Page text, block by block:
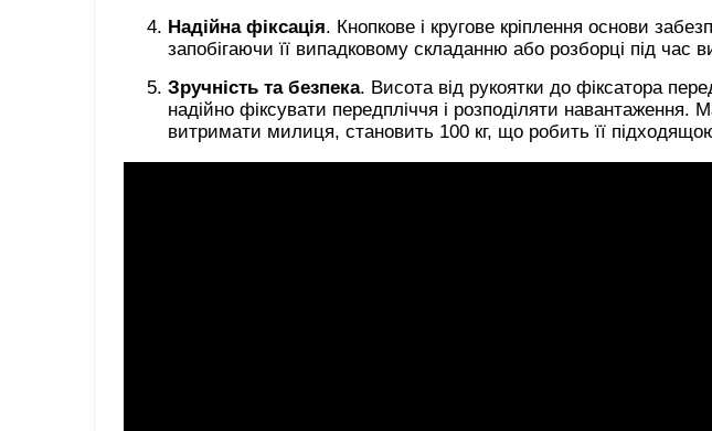
Надійна фіксація. Кнопкове і кругове кріплення основи
запобігаючи її випадковому складанню або розборці під час
Зручність та безпека. Висота від рукоятки до фіксатора
надійно фіксувати передпліччя і розподіляти
витримати милиця, становить 100 кг, що робить її